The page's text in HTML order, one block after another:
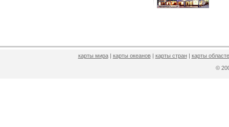
карты мира| карты океанов| карты стран| карты
©